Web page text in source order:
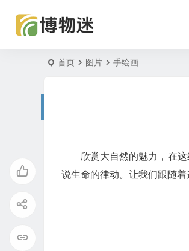
首页 图片 手绘画
欣赏大自然的魅力，在
说生命的律动。让我们跟随